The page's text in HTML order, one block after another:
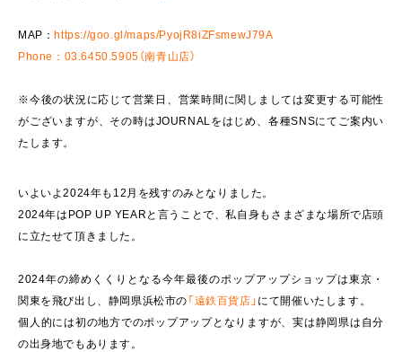
MAP：https://goo.gl/maps/PyojR8iZFsmewJ79A
Phone：03.6450.5905（南青山店）
※今後の状況に応じて営業日、営業時間に関しましては変更する可能性
がございますが、その時はJOURNALをはじめ、各種SNSにてご案内い
たします。
いよいよ2024年も12月を残すのみとなりました。
2024年はPOP UP YEARと言うことで、私自身もさまざまな場所で店頭
に立たせて頂きました。
2024年の締めくくりとなる今年最後のポップアップショップは東京・
関東を飛び出し、静岡県浜松市の「遠鉄百貨店」にて開催いたします。
個人的には初の地方でのポップアップとなりますが、実は静岡県は自分
の出身地でもあります。